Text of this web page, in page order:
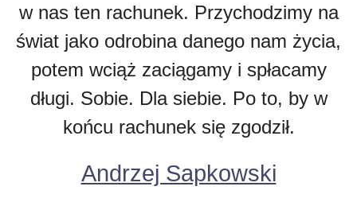
w nas ten rachunek. Przychodzimy na
świat jako odrobina danego nam życia,
potem wciąż zaciągamy i spłacamy
długi. Sobie. Dla siebie. Po to, by w
końcu rachunek się zgodził.
Andrzej Sapkowski